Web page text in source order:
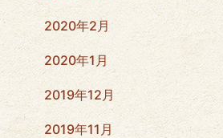
2020年2月
2020年1月
2019年12月
2019年11月